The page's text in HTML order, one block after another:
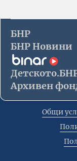
БНР
БНР Новини
Архивен
Общи